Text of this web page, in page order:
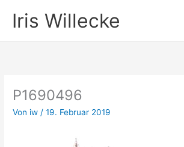
InhaltIris Willecke
P1690496
Von iw /19. Februar 2019